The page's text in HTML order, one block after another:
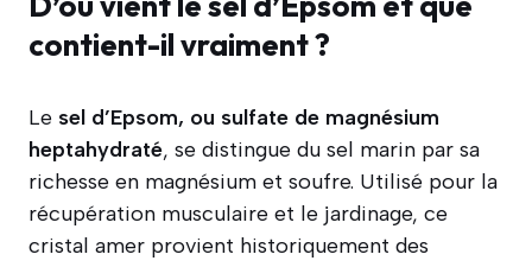
contient-il vraiment ?
Le sel d’Epsom, ou sulfate de magnésium
heptahydraté, se distingue du sel marin par sa
richesse en magnésium et soufre. Utilisé pour la
récupération musculaire et le jardinage, ce
cristal amer provient historiquement des